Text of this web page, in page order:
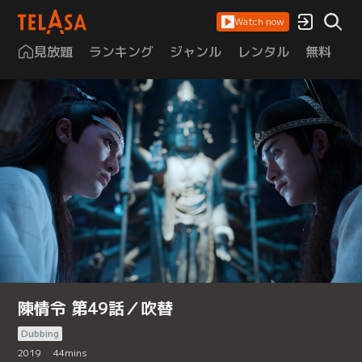
Watch now
見放題 ランキング ジャンル レンタル 無料
陳情令 第49話／吹替
Dubbing
2019
44mins